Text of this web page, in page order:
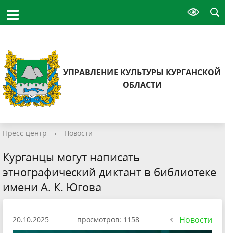
УПРАВЛЕНИЕ КУЛЬТУРЫ КУРГАНСКОЙ
ОБЛАСТИ
Пресс-центр › Новости
Курганцы могут написать
этнографический диктант в библиотеке
имени А. К. Югова
20.10.2025 просмотров: 1158 Новости